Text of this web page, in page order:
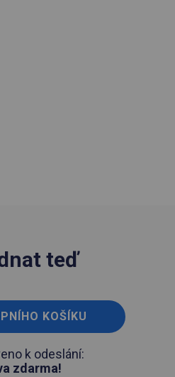
teď
KOŠÍKU
k odeslání:
zdarma!